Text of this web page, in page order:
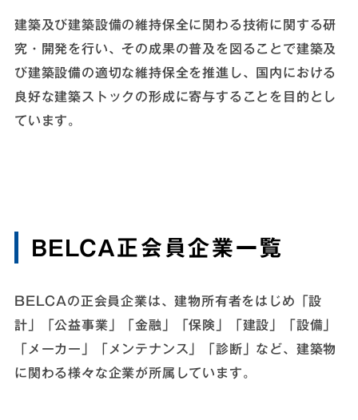
建築及び建築設備の維持保全に関わる技術に関する研
究・開発を行い、その成果の普及を図ることで建築及
び建築設備の適切な維持保全を推進し、国内における
良好な建築ストックの形成に寄与することを目的とし
ています。
BELCA正会員企業一覧
BELCAの正会員企業は、建物所有者をはじめ「設
計」「公益事業」「金融」「保険」「建設」「設備」
「メーカー」「メンテナンス」「診断」など、建築物
に関わる様々な企業が所属しています。